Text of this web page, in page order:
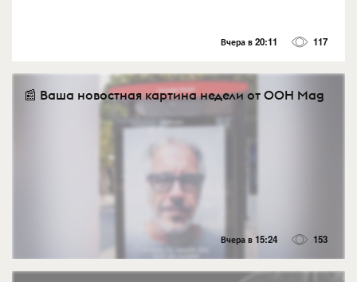
Вчера в 20:11 117
📰 Ваша новостная картина недели от OOH Mag
Вчера в 15:24 153